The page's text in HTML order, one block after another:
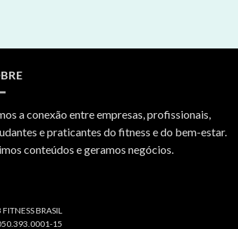
a conexão entre empresas, profissionais,
e praticantes do fitness e do bem-estar.
conteúdos e geramos negócios.
BRASIL
15